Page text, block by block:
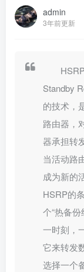
admin
3年前更新
Standby
的技术，
路由器，
器承担转
当活动路
成为新的
HSRP的
个“热备
一时刻，
它来转发
选择一个